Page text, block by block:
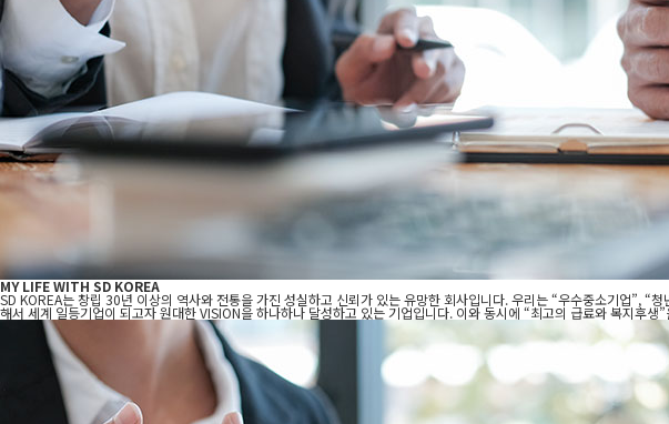
MY LIFE WITH SD KOREA
SD KOREA는 창립 30년 이상의 역사와 전통을 가진 성실하고 신뢰가 있는 유망한 회사입니다. 우리는 “우수중소기업”,
해서 세계 일등기업이 되고자 원대한 VISION을 하나하나 달성하고 있는 기업입니다. 이와 동시에 “최고의 급료와 복지후